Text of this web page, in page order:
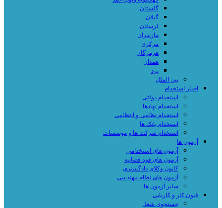
گلستان
گیلان
لرستان
مازندران
مرکزی
هرمزگان
همدان
یزد
بین الملل
اخبار استخدام
استخدام دولتی
استخدام نهادها
استخدام نظامی و انتظامی
استخدام بانک ها
استخدام شرکت ها و موسسات
آزمون ها
آزمون های استخدامی
آزمون های قوه قضاییه
کانون وکلای دادگستری
آزمون های نظام مهندسی
سایر آزمون ها
فنون کار و کاریابی
جستجوی شغل